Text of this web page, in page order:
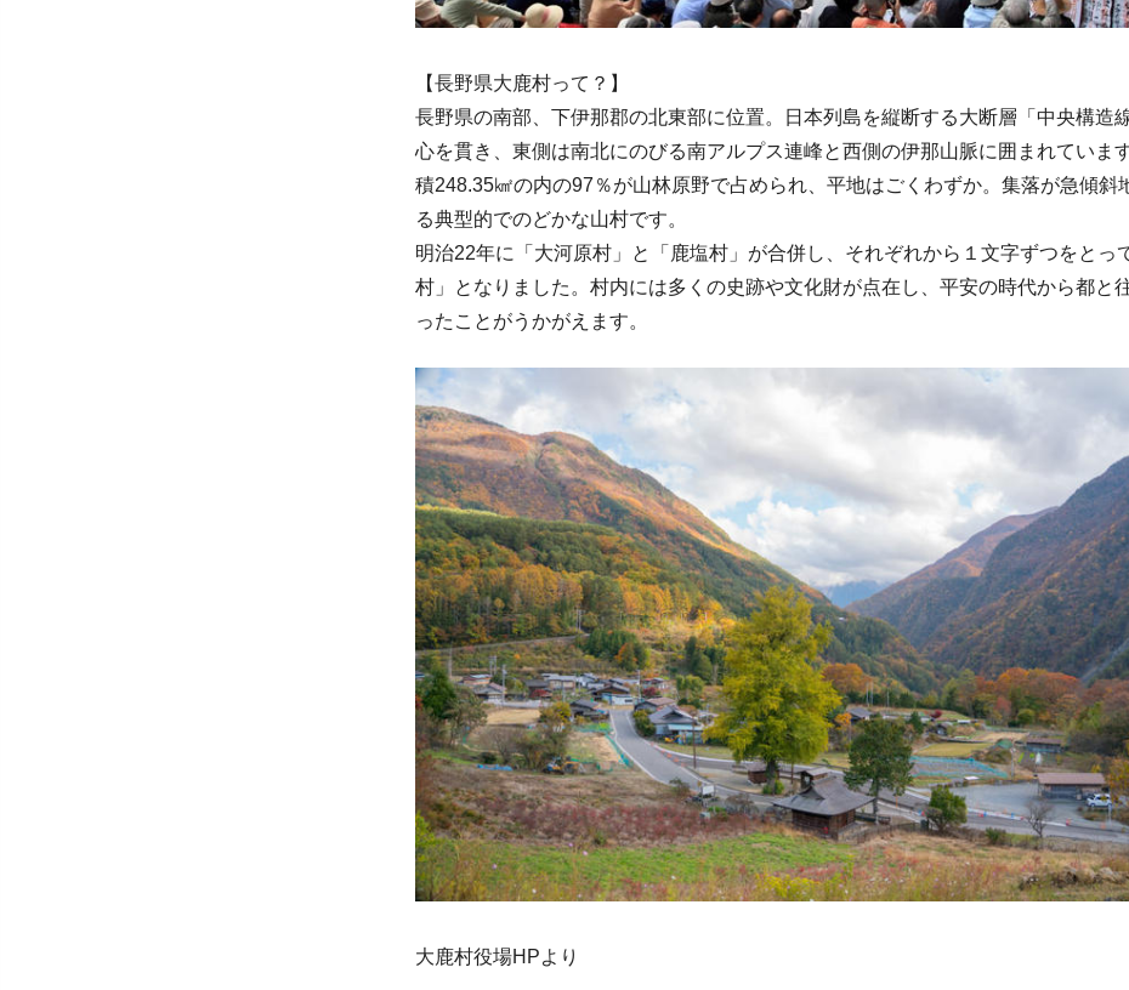
【長野県大鹿村って？】
長野県の南部、下伊那郡の北東部に位置。日本列島を縦断する大断層「中央構造
心を貫き、東側は南北にのびる南アルプス連峰と西側の伊那山脈に囲まれていま
積248.35㎢の内の97％が山林原野で占められ、平地はごくわずか。集落が急傾斜
る典型的でのどかな山村です。
明治22年に「大河原村」と「鹿塩村」が合併し、それぞれから１文字ずつをとっ
村」となりました。村内には多くの史跡や文化財が点在し、平安の時代から都と
ったことがうかがえます。
大鹿村役場HPより